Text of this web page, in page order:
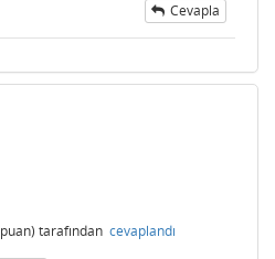
Cevapla
puan) tarafından cevaplandı